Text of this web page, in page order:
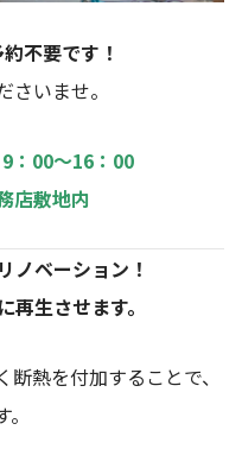
不要です！
さいませ。
：00～16：00
店敷地内
ノベーション！
生させます。
熱を付加することで、